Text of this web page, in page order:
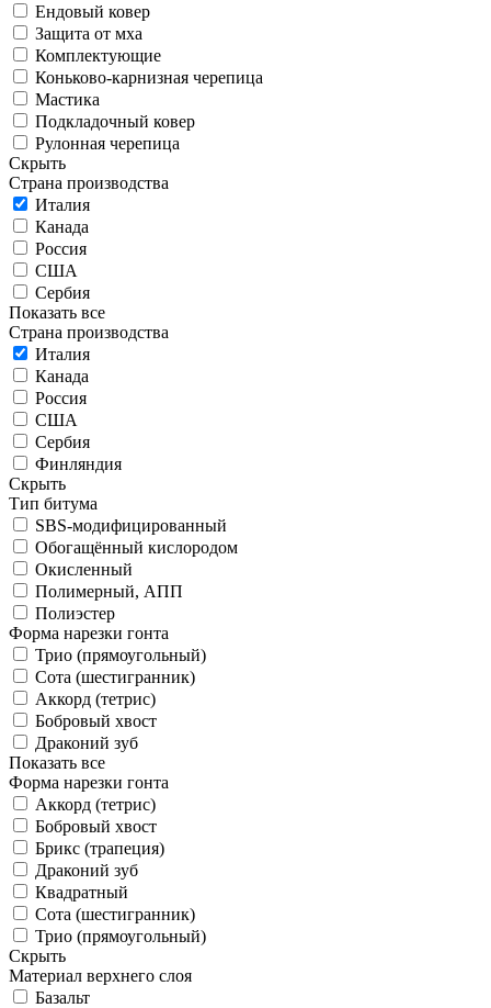
Ендовый ковер
Защита от мха
Комплектующие
Коньково-карнизная черепица
Мастика
Подкладочный ковер
Рулонная черепица
Скрыть
Страна производства
Италия
Канада
Россия
США
Сербия
Показать все
Страна производства
Италия
Канада
Россия
США
Сербия
Финляндия
Скрыть
Тип битума
SBS-модифицированный
Обогащённый кислородом
Окисленный
Полимерный, АПП
Полиэстер
Форма нарезки гонта
Трио (прямоугольный)
Сота (шестигранник)
Аккорд (тетрис)
Бобровый хвост
Драконий зуб
Показать все
Форма нарезки гонта
Аккорд (тетрис)
Бобровый хвост
Брикс (трапеция)
Драконий зуб
Квадратный
Сота (шестигранник)
Трио (прямоугольный)
Скрыть
Материал верхнего слоя
Базальт